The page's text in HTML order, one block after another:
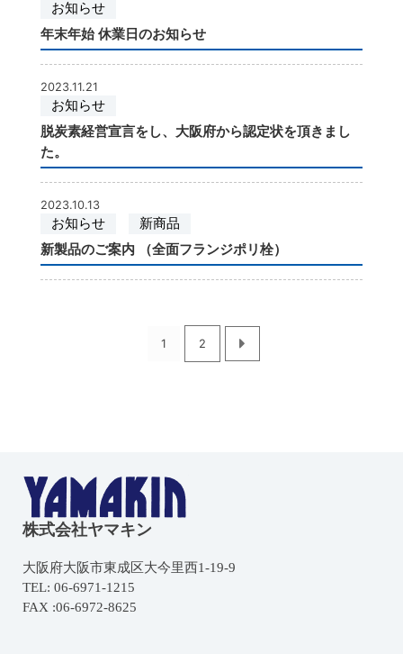
お知らせ
年末年始 休業日のお知らせ
2023.11.21
お知らせ
脱炭素経営宣言をし、大阪府から認定状を頂きまし
た。
2023.10.13
お知らせ 新商品
新製品のご案内 （全面フランジポリ栓）
1 2
株式会社ヤマキン
大阪府大阪市東成区大今里西1-19-9
TEL: 06-6971-1215
FAX :06-6972-8625